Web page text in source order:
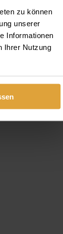
zu können
unserer
Informationen
Ihrer Nutzung